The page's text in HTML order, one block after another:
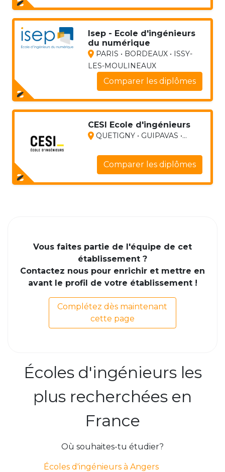
Isep - Ecole d'ingénieurs
du numérique
PARIS • BORDEAUX • ISSY-
LES-MOULINEAUX
Comparer les diplômes
CESI Ecole d'ingénieurs
QUETIGNY • GUIPAVAS •...
Comparer les diplômes
Vous faites partie de l'équipe de cet
établissement ?
Contactez nous pour enrichir et mettre en
avant le profil de votre établissement !
Complétez dès maintenant
cette page
Écoles d'ingénieurs les
plus recherchées en
France
Où souhaites-tu étudier?
Écoles d'ingénieurs à Angers